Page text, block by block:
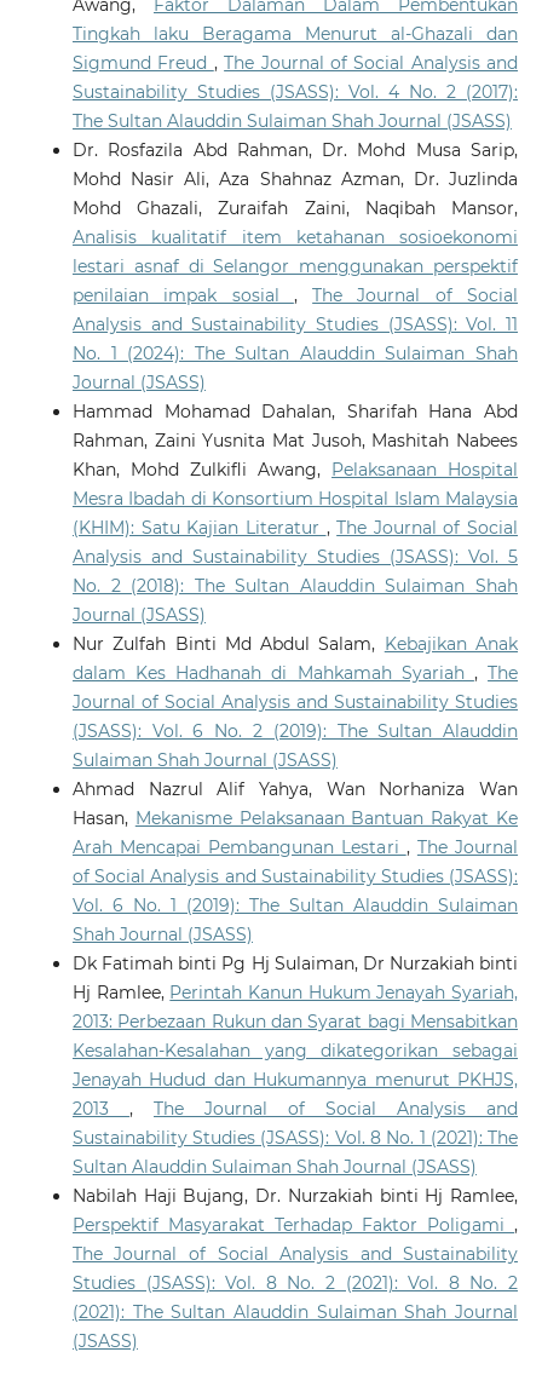
Awang,
Faktor Dalaman Dalam Pembentukan
Tingkah laku Beragama Menurut al-Ghazali dan
Sigmund Freud ,The Journal of Social Analysis and
Sustainability Studies (JSASS): Vol. 4 No. 2 (2017):
The Sultan Alauddin Sulaiman Shah Journal (JSASS)
Dr. Rosfazila Abd Rahman, Dr. Mohd Musa Sarip,
Mohd Nasir Ali, Aza Shahnaz Azman, Dr. Juzlinda
Mohd Ghazali, Zuraifah Zaini, Naqibah Mansor,
Analisis kualitatif item ketahanan sosioekonomi
lestari asnaf di Selangor menggunakan perspektif
penilaian impak sosial ,The Journal of Social
Analysis and Sustainability Studies (JSASS): Vol. 11
No. 1 (2024): The Sultan Alauddin Sulaiman Shah
Journal (JSASS)
Hammad Mohamad Dahalan, Sharifah Hana Abd
Rahman, Zaini Yusnita Mat Jusoh, Mashitah Nabees
Khan, Mohd Zulkifli Awang, Pelaksanaan Hospital
Mesra Ibadah di Konsortium Hospital Islam Malaysia
(KHIM): Satu Kajian Literatur ,The Journal of Social
Analysis and Sustainability Studies (JSASS): Vol. 5
No. 2 (2018): The Sultan Alauddin Sulaiman Shah
Journal (JSASS)
Nur Zulfah Binti Md Abdul Salam, Kebajikan Anak
dalam Kes Hadhanah di Mahkamah Syariah ,The
Journal of Social Analysis and Sustainability Studies
(JSASS): Vol. 6 No. 2 (2019): The Sultan Alauddin
Sulaiman Shah Journal (JSASS)
Ahmad Nazrul Alif Yahya, Wan Norhaniza Wan
Hasan, Mekanisme Pelaksanaan Bantuan Rakyat Ke
Arah Mencapai Pembangunan Lestari , The Journal
of Social Analysis and Sustainability Studies (JSASS):
Vol. 6 No. 1 (2019): The Sultan Alauddin Sulaiman
Shah Journal (JSASS)
Dk Fatimah binti Pg Hj Sulaiman, Dr Nurzakiah binti
Hj Ramlee, Perintah Kanun Hukum Jenayah Syariah,
2013: Perbezaan Rukun dan Syarat bagi Mensabitkan
Kesalahan-Kesalahan yang dikategorikan sebagai
Jenayah Hudud dan Hukumannya menurut PKHJS,
2013 , The Journal of Social Analysis and
Sustainability Studies (JSASS): Vol. 8 No. 1 (2021): The
Sultan Alauddin Sulaiman Shah Journal (JSASS)
Nabilah Haji Bujang, Dr. Nurzakiah binti Hj Ramlee,
Perspektif Masyarakat Terhadap Faktor Poligami,
The Journal of Social Analysis and Sustainability
Studies (JSASS): Vol. 8 No. 2 (2021): Vol. 8 No. 2
(2021): The Sultan Alauddin Sulaiman Shah Journal
(JSASS)